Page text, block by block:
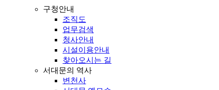
구청안내
조직도
업무검색
청사안내
시설이용안내
찾아오시는 길
서대문의 역사
변천사